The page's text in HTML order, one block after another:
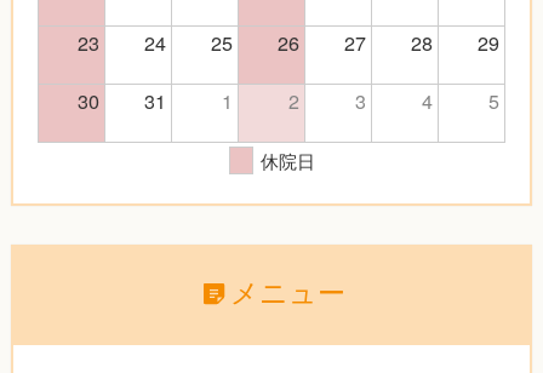
23
24 25 26 27 28
29
30
31 1 2 3 4 5
休院日
メニュー